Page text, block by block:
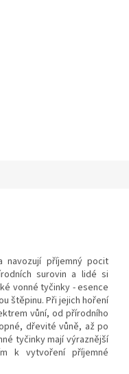
příjemný pocit
surovin a lidé si
vonné tyčinky - esence
štěpinu. Při jejich hoření
vůní, od přírodního
dřevité vůně, až po
tyčinky mají výraznější
k vytvoření příjemné